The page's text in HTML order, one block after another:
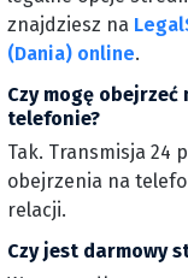
znajdziesz na
(Dania) online.
Czy mogę obejrzeć
telefonie?
Tak. Transmisja 24
obejrzenia na
relacji.
Czy jest darmowy